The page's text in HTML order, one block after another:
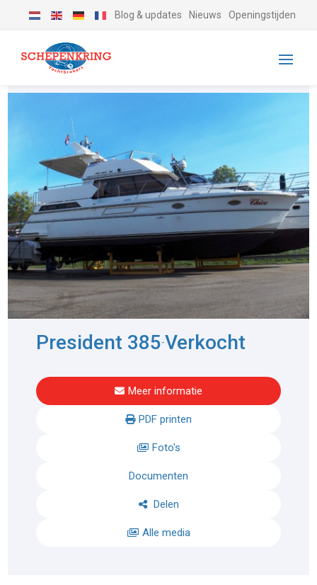
Blog & updates Nieuws Openingstijden
President 385-Verkocht
Meer informatie
PDF printen
Foto's
Documenten
Delen
Alle media